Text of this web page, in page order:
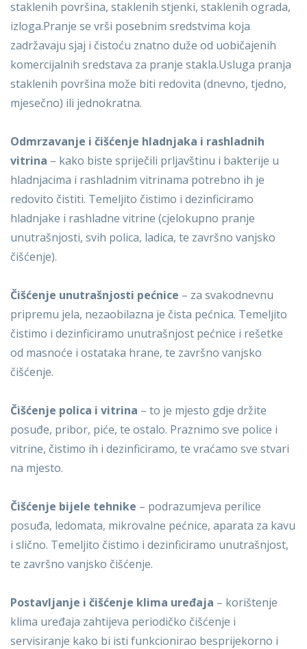
staklenih površina, staklenih stjenki, staklenih ograda,
izloga.Pranje se vrši posebnim sredstvima koja
zadržavaju sjaj i čistoću znatno duže od uobičajenih
komercijalnih sredstava za pranje stakla.Usluga pranja
staklenih površina može biti redovita (dnevno, tjedno,
mjesečno) ili jednokratna.
Odmrzavanje i čišćenje hladnjaka i rashladnih
vitrina – kako biste spriječili prljavštinu i bakterije u
hladnjacima i rashladnim vitrinama potrebno ih je
redovito čistiti. Temeljito čistimo i dezinficiramo
hladnjake i rashladne vitrine (cjelokupno pranje
unutrašnjosti, svih polica, ladica, te završno vanjsko
čišćenje).
Čišćenje unutrašnjosti pećnice – za svakodnevnu
pripremu jela, nezaobilazna je čista pećnica. Temeljito
čistimo i dezinficiramo unutrašnjost pećnice i rešetke
od masnoće i ostataka hrane, te završno vanjsko
čišćenje.
Čišćenje polica i vitrina – to je mjesto gdje držite
posuđe, pribor, piće, te ostalo. Praznimo sve police i
vitrine, čistimo ih i dezinficiramo, te vraćamo sve stvari
na mjesto.
Čišćenje bijele tehnike – podrazumjeva perilice
posuđa, ledomata, mikrovalne pećnice, aparata za kavu
i slično. Temeljito čistimo i dezinficiramo unutrašnjost,
te završno vanjsko čišćenje.
Postavljanje i čišćenje klima uređaja – korištenje
klima uređaja zahtijeva periodičko čišćenje i
servisiranje kako bi isti funkcionirao besprijekorno i